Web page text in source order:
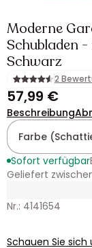
Moderne
Schubladen
Schwarz
2
57,99 €
Beschreibung
Farbe
Sofort verfügbar
Geliefert
Nr.: 4141654
Schauen Sie